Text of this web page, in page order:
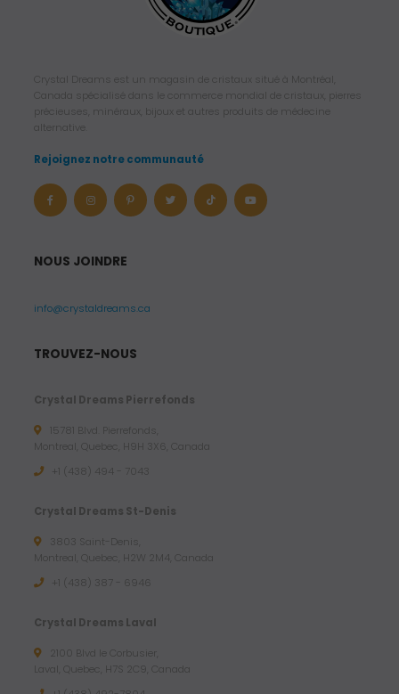
Crystal Dreams est un magasin de cristaux situé à Montréal,
Canada spécialisé dans le commerce mondial de cristaux, pierres
précieuses, minéraux, bijoux et autres produits de médecine
alternative.
Rejoignez notre communauté
NOUS JOINDRE
info@crystaldreams.ca
TROUVEZ-NOUS
Crystal Dreams Pierrefonds
15781 Blvd. Pierrefonds,
Montreal, Quebec, H9H 3X6, Canada
+1 (438) 494 - 7043
Crystal Dreams St-Denis
3803 Saint-Denis,
Montreal, Quebec, H2W 2M4, Canada
+1 (438) 387 - 6946
Crystal Dreams Laval
2100 Blvd le Corbusier,
Laval, Quebec, H7S 2C9, Canada